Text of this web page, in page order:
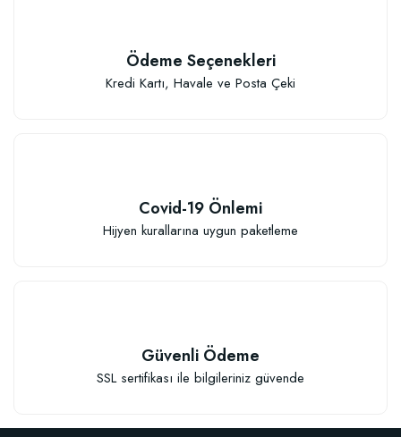
Ödeme Seçenekleri
Kredi Kartı, Havale ve Posta Çeki
Covid-19 Önlemi
Hijyen kurallarına uygun paketleme
Güvenli Ödeme
SSL sertifikası ile bilgileriniz güvende